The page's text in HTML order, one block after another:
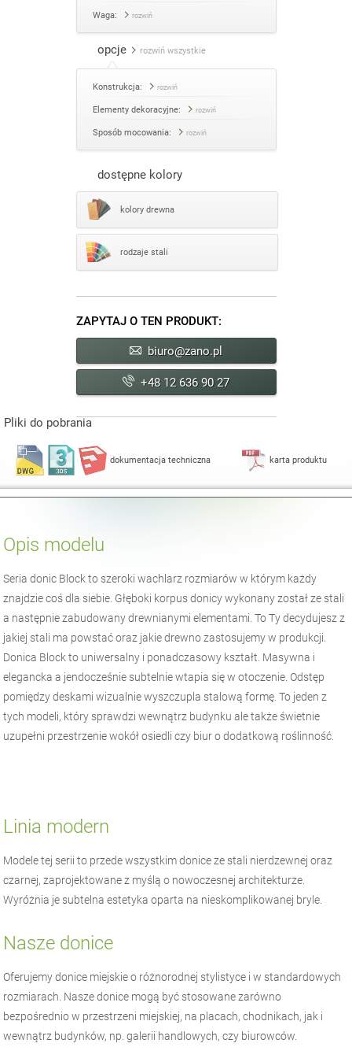
Waga: rozwiń
opcje rozwiń wszystkie
Konstrukcja: rozwiń
Elementy dekoracyjne: rozwiń
Sposób mocowania: rozwiń
dostępne kolory
kolory drewna
rodzaje stali
ZAPYTAJ O TEN PRODUKT:
biuro@zano.pl
+48 12 636 90 27
Pliki do pobrania
dokumentacja techniczna karta produktu
Opis modelu
Seria donic Block to szeroki wachlarz rozmiarów w którym każdy
znajdzie coś dla siebie. Głęboki korpus donicy wykonany został ze stali
a następnie zabudowany drewnianymi elementami. To Ty decydujesz z
jakiej stali ma powstać oraz jakie drewno zastosujemy w produkcji.
Donica Block to uniwersalny i ponadczasowy kształt. Masywna i
elegancka a jendocześnie subtelnie wtapia się w otoczenie. Odstęp
pomiędzy deskami wizualnie wyszczupla stalową formę. To jeden z
tych modeli, który sprawdzi wewnątrz budynku ale także świetnie
uzupełni przestrzenie wokół osiedli czy biur o dodatkową roślinność.
Linia modern
Modele tej serii to przede wszystkim donice ze stali nierdzewnej oraz
czarnej, zaprojektowane z myślą o nowoczesnej architekturze.
Wyróżnia je subtelna estetyka oparta na nieskomplikowanej bryle.
Nasze donice
Oferujemy donice miejskie o różnorodnej stylistyce i w standardowych
rozmiarach. Nasze donice mogą być stosowane zarówno
bezpośrednio w przestrzeni miejskiej, na placach, chodnikach, jak i
wewnątrz budynków, np. galerii handlowych, czy biurowców.